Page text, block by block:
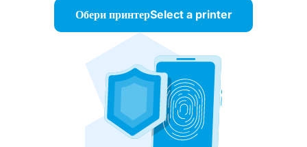
Обери принтерSelect a printer